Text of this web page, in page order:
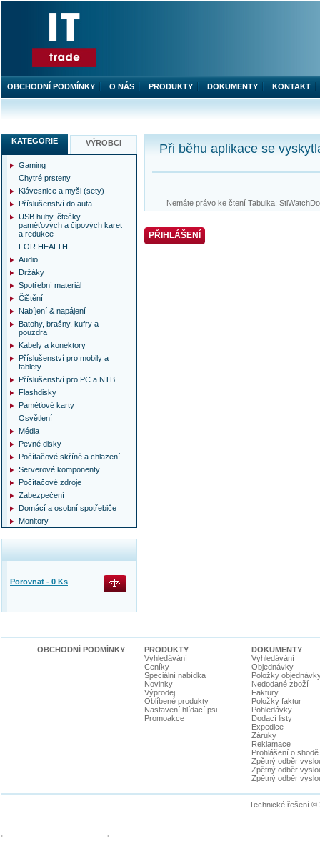
Při běhu aplikace se
Nemáte právo ke čtení Tabulka:
PŘIHLÁŠENÍ
KATEGORIE VÝROBCI
Gaming
Chytré prsteny
Klávesnice a myši (sety)
Příslušenství do auta
USB huby, čtečky
paměťových a čipových karet
a redukce
FOR HEALTH
Audio
Držáky
Spotřební materiál
Čištění
Nabíjení & napájení
Batohy, brašny, kufry a
pouzdra
Kabely a konektory
Příslušenství pro mobily a
tablety
Příslušenství pro PC a NTB
Flashdisky
Paměťové karty
Osvětlení
Média
Pevné disky
Počítačové skříně a chlazení
Serverové komponenty
Počítačové zdroje
Zabezpečení
Domácí a osobní spotřebiče
Monitory
Porovnat - 0 Ks
OBCHODNÍ PODMÍNKY O NÁS PRODUKTY DOKUMENTY KONTAKT
OBCHODNÍ PODMÍNKY
PRODUKTY
Vyhledávání
Ceníky
Speciální nabídka
Novinky
Výprodej
Oblíbené produkty
Nastavení hlídací psi
Promoakce
DOKUMENTY
Vyhledávání
Objednávky
Položky
Nedodané zboží
Faktury
Položky faktur
Pohledávky
Dodací listy
Expedice
Záruky
Reklamace
Prohlášení o shodě
Zpětný odběr
Zpětný odběr
Zpětný odběr
Technické řešení ©